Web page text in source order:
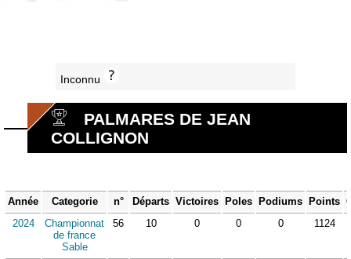
Inconnu
PALMARES DE JEAN
COLLIGNON
Année Categorie n° Départs Victoires Poles Podiums Points
2024
Championnat
de france
Sable
56 10 0 0 0 1124